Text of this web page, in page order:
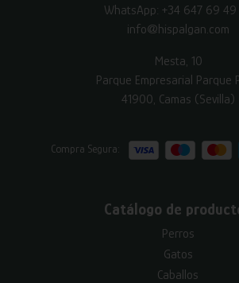
WhatsApp: +34 647 69 49
info@hispalgan.com
Mesta, 10
Parque Empresarial Parque
41900, Camas (Sevilla)
Compra Segura:
Catálogo de
Perros
Gatos
Caballos